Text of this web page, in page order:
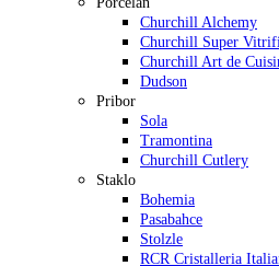
Churchill Alchemy
Churchill Super
Churchill Art de
Dudson
Pribor
Sola
Tramontina
Churchill Cutlery
Staklo
Bohemia
Pasabahce
Stolzle
RCR Cristalleria